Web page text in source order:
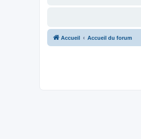
Accueil Accueil du forum